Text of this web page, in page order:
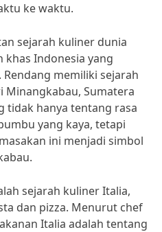
ke waktu.
sejarah kuliner dunia
khas Indonesia yang
memiliki sejarah
Minangkabau, Sumatera
tidak hanya tentang rasa
yang kaya, tetapi
ini menjadi simbol
sejarah kuliner Italia,
dan pizza. Menurut chef
Italia adalah tentang